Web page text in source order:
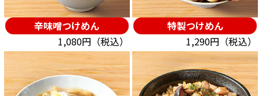
辛味噌つけめん
1,080円（税込）
特製つけめん
1,290円（税込）